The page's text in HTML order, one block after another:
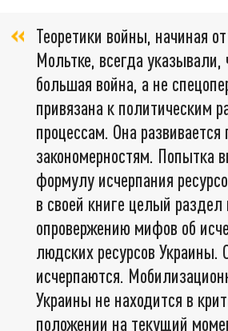
Теоретики войны, начиная
Мольтке, всегда указывали,
большая война, а не
привязана к политическим
процессам. Она развивается
закономерностям. Попытка
формулу исчерпания
в своей книге целый раздел
опровержению мифов об
людских ресурсов Украины.
исчерпаются.
Украины не находится в
положении на текущий